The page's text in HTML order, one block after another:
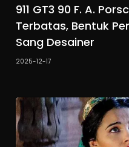
911 GT3 90 F. A.
Terbatas, Bentuk
Sang Desainer
2025-12-17